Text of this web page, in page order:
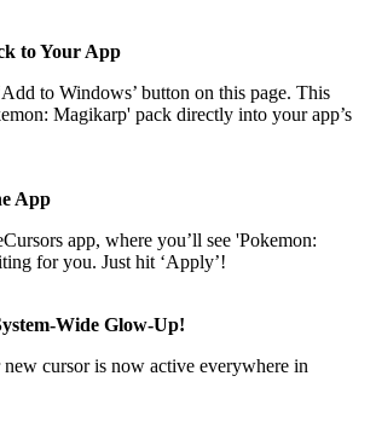
to Your App
to Windows’ button on this page. This
Magikarp' pack directly into your app’s
App
app, where you’ll see 'Pokemon:
for you. Just hit ‘Apply’!
Wide Glow-Up!
cursor is now active everywhere in